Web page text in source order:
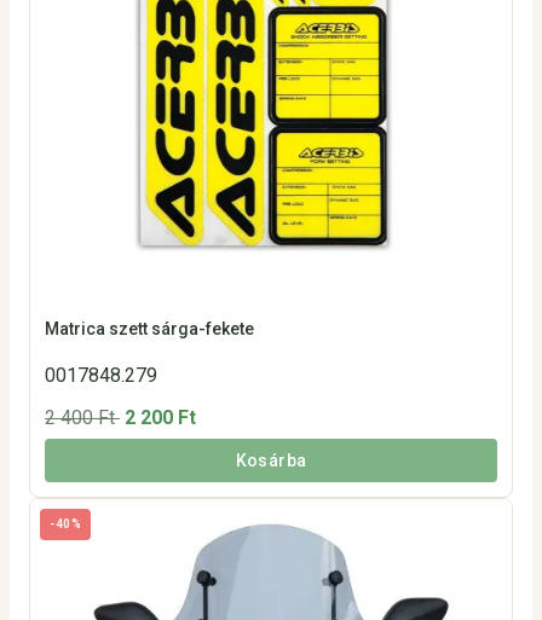
Matrica szett sárga-fekete
0017848.279
2 400 Ft 2 200 Ft
Kosárba
-40%